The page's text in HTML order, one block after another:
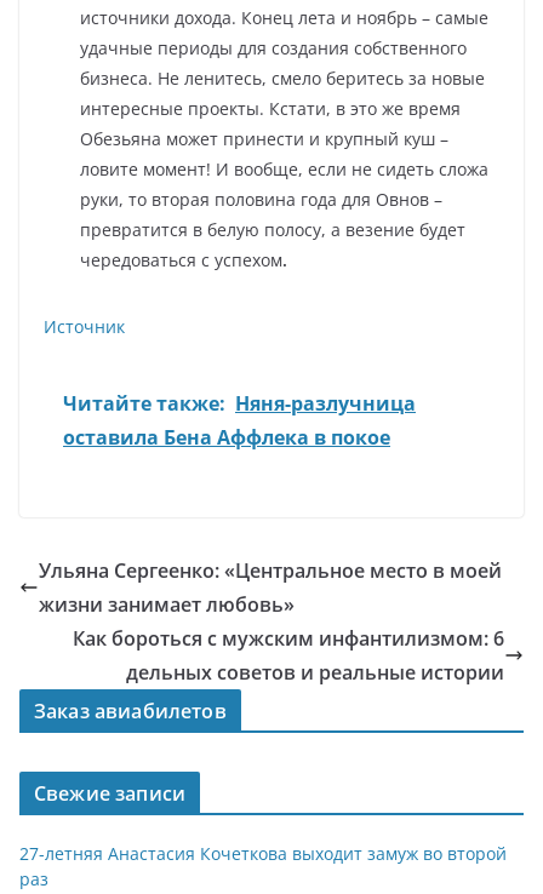
источники дохода. Конец лета и ноябрь – самые
удачные периоды для создания собственного
бизнеса. Не ленитесь, смело беритесь за новые
интересные проекты. Кстати, в это же время
Обезьяна может принести и крупный куш –
ловите момент! И вообще, если не сидеть сложа
руки, то вторая половина года для Овнов –
превратится в белую полосу, а везение будет
чередоваться с успехом.
Источник
Читайте также: Няня-разлучница
оставила Бена Аффлека в покое
Ульяна Сергеенко: «Центральное место в моей
жизни занимает любовь»
Как бороться с мужским инфантилизмом: 6
дельных советов и реальные истории
Заказ авиабилетов
Свежие записи
27-летняя Анастасия Кочеткова выходит замуж во второй
раз